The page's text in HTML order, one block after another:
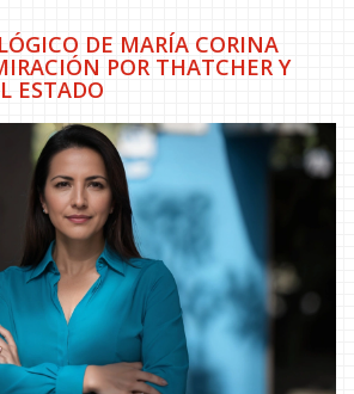
DE MARÍA CORINA
POR THATCHER Y
ESTADO